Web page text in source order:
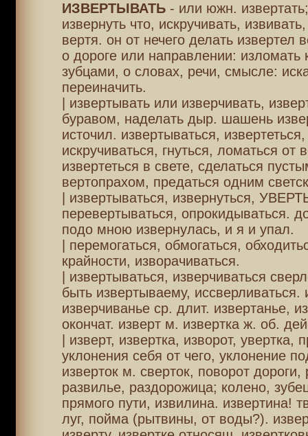
ИЗВЕРТЫВАТЬ- или южн. извертать;
извернуть что, искручивать, извивать,
вертя. он от нечего делать извертел
о дороге или направлении: изломать
зубцами, о словах, речи, смысле:
переиначить.
| извертывать или изверчивать,
буравом, наделать дыр. шашень
источил. извертываться, извертеться,
искручиваться, гнуться, ломаться от
извертеться в свете, сделаться
вертопрахом, предаться одним
| извертываться, извернуться,
перевертываться, опрокидываться.
подо мною извернулась, и я и упал.
| перемогаться, обмогаться,
крайности, изворачиваться.
| извертываться, изверчиваться
быть извертываему, иссверливаться.
изверчиванье ср. длит. извертанье,
окончат. изверт м. извертка ж. об.
| изверт, извертка, изворот, увертка,
уклонения себя от чего, уклонение
изверток м. сверток, поворот дороги,
развилье, раздорожица; колено,
прямого пути, извилина. извертина!
луг, пойма (рытвины, от воды?).